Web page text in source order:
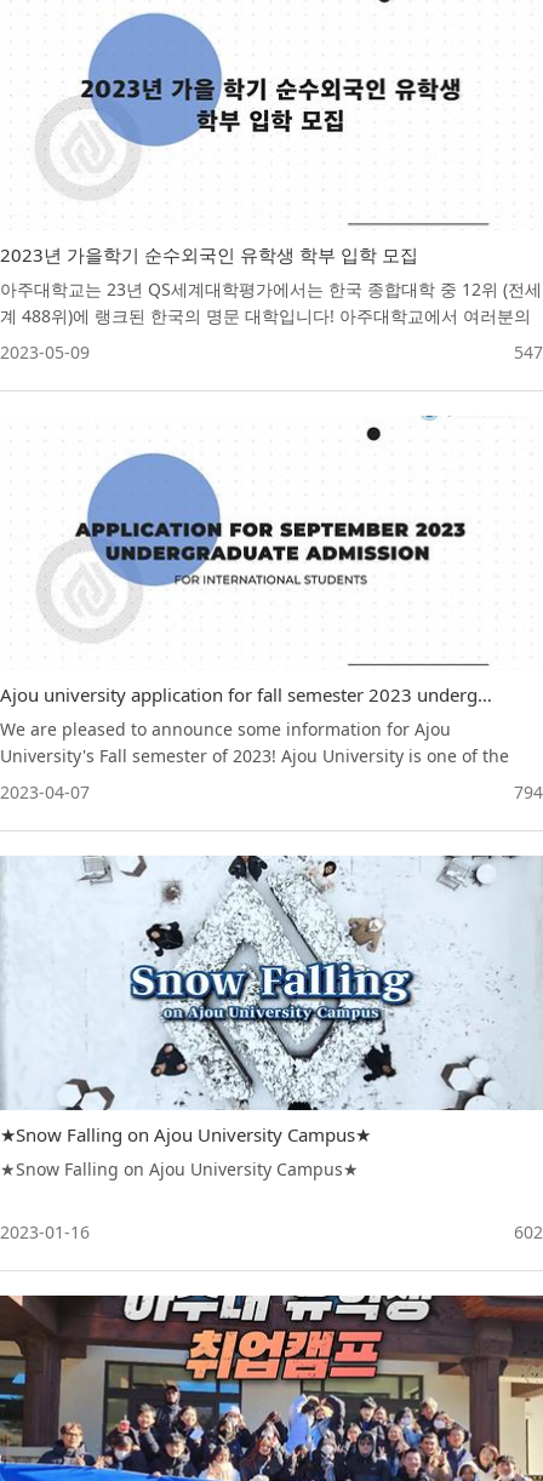
2023년 가을학기 순수외국인 유학생 학부 입학 모집
아주대학교는 23년 QS세계대학평가에서는 한국 종합대학 중 12위 (전세
계 488위)에 랭크된 한국의 명문 대학입니다! 아주대학교에서 여러분의
꿈과 미래를 만들어가세요! 아주대학교는 여러분을 기다리고있습니다!
2023-05-09 547
Ajou university application for fall semester 2023 undergraduate admission
We are pleased to announce some information for Ajou
University's Fall semester of 2023! Ajou University is one of the
best Univeristy in Korea, ranked in 488th in the 2023 QS World
Welcome to Ajou University! We are looking forward to having you
here on our beautiful campus!
2023-04-07 794
★Snow Falling on Ajou University Campus★
★Snow Falling on Ajou University Campus★
2023-01-16 602